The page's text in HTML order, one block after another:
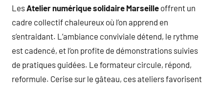
Les Atelier numérique solidaire Marseille offrent un
cadre collectif chaleureux où l’on apprend en
s’entraidant. L’ambiance conviviale détend, le rythme
est cadencé, et l’on profite de démonstrations suivies
de pratiques guidées. Le formateur circule, répond,
reformule. Cerise sur le gâteau, ces ateliers favorisent